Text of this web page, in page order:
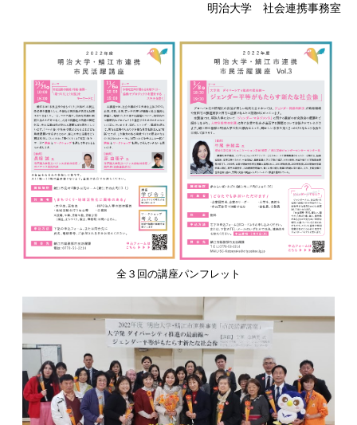
明治大学 社会連携事務室
全３回の講座パンフレット